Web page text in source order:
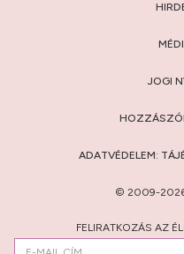
JOGI
ADATVÉDELEM:
© 2009-2026
FELIRATKOZÁS AZ